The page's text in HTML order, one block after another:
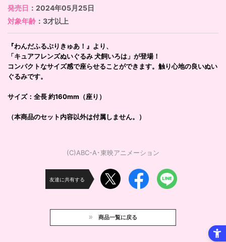
発売日 ：2024年05月25日
対象年齢 ：3才以上
『わんだふるぷりきゅあ！』より、
「キュアフレンズぬいぐるみ 犬飼いろは」が登場！
コンパクトなサイズ感で座らせることができます。触り心地の良いぬい
ぐるみです。
サイズ：全長 約160mm（座り）
（本商品のセット内容以外は付属しません。）
(C)ABC-A･東映アニメーション
友達に共有する
商品一覧に戻る